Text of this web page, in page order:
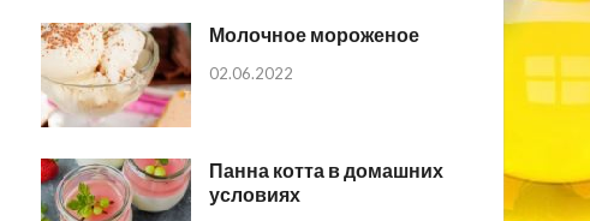
Молочное мороженое
02.06.2022
Панна котта в домашних
условиях